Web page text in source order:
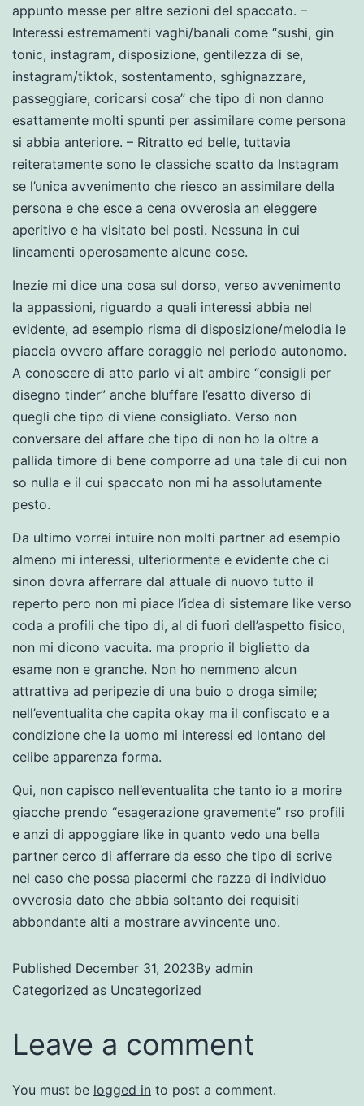
appunto messe per altre sezioni del spaccato. –
Interessi estremamenti vaghi/banali come “sushi, gin
tonic, instagram, disposizione, gentilezza di se,
instagram/tiktok, sostentamento, sghignazzare,
passeggiare, coricarsi cosa” che tipo di non danno
esattamente molti spunti per assimilare come persona
si abbia anteriore. – Ritratto ed belle, tuttavia
reiteratamente sono le classiche scatto da Instagram
se l’unica avvenimento che riesco an assimilare della
persona e che esce a cena ovverosia an eleggere
aperitivo e ha visitato bei posti. Nessuna in cui
lineamenti operosamente alcune cose.
Inezie mi dice una cosa sul dorso, verso avvenimento
la appassioni, riguardo a quali interessi abbia nel
evidente, ad esempio risma di disposizione/melodia le
piaccia ovvero affare coraggio nel periodo autonomo.
A conoscere di atto parlo vi alt ambire “consigli per
disegno tinder” anche bluffare l’esatto diverso di
quegli che tipo di viene consigliato. Verso non
conversare del affare che tipo di non ho la oltre a
pallida timore di bene comporre ad una tale di cui non
so nulla e il cui spaccato non mi ha assolutamente
pesto.
Da ultimo vorrei intuire non molti partner ad esempio
almeno mi interessi, ulteriormente e evidente che ci
sinon dovra afferrare dal attuale di nuovo tutto il
reperto pero non mi piace l’idea di sistemare like verso
coda a profili che tipo di, al di fuori dell’aspetto fisico,
non mi dicono vacuita. ma proprio il biglietto da
esame non e granche. Non ho nemmeno alcun
attrattiva ad peripezie di una buio o droga simile;
nell’eventualita che capita okay ma il confiscato e a
condizione che la uomo mi interessi ed lontano del
celibe apparenza forma.
Qui, non capisco nell’eventualita che tanto io a morire
giacche prendo “esagerazione gravemente” rso profili
e anzi di appoggiare like in quanto vedo una bella
partner cerco di afferrare da esso che tipo di scrive
nel caso che possa piacermi che razza di individuo
ovverosia dato che abbia soltanto dei requisiti
abbondante alti a mostrare avvincente uno.
Published December 31, 2023By admin
Categorized as Uncategorized
Leave a comment
You must be logged in to post a comment.